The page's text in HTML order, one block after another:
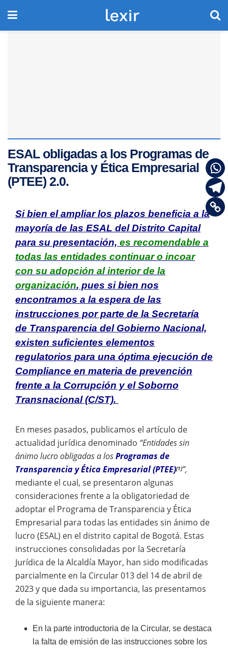
ESAL obligadas a los Programas de
Transparencia y Ética Empresarial
(PTEE) 2.0.
Si bien el ampliar los plazos beneficia a la
mayoría de las ESAL del Distrito Capital
para su presentación, es recomendable a
todas las entidades continuar o incoar
con su adopción al interior de la
organización, pues si bien nos
encontramos a la espera de las
instrucciones por parte de la Secretaría
de Transparencia del Gobierno Nacional,
existen suficientes elementos
regulatorios para una óptima ejecución de
Compliance en materia de prevención
frente a la Corrupción y el Soborno
Transnacional (C/ST).
En meses pasados, publicamos el artículo de
actualidad jurídica denominado “Entidades sin
ánimo lucro obligadas a losProgramas de
Transparencia y Ética Empresarial (PTEE)[1]”,
mediante el cual, se presentaron algunas
consideraciones frente a la obligatoriedad de
adoptar el Programa de Transparencia y Ética
Empresarial para todas las entidades sin ánimo de
lucro (ESAL) en el distrito capital de Bogotá. Estas
instrucciones consolidadas por la Secretaría
Jurídica de la Alcaldía Mayor, han sido modificadas
parcialmente en la Circular 013 del 14 de abril de
2023 y que dada su importancia, las presentamos
de la siguiente manera:
En la parte introductoria de la Circular, se destaca
la falta de emisión de las instrucciones sobre los